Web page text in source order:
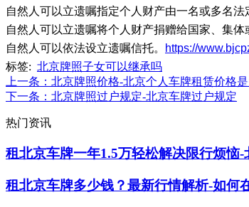
自然人可以立遗嘱指定个人财产由一名或多名法
自然人可以立遗嘱将个人财产捐赠给国家、集体
自然人可以依法设立遗嘱信托。
https://
标签: 北京牌照子女可以继承吗
上一条 ：北京牌照价格-北京个人车牌租赁价格
下一条 ：北京牌照过户规定-北京车牌过户规定
热门资讯
租北京车牌一年1.5万轻松解决限行烦恼
租北京车牌多少钱？最新行情解析-如何